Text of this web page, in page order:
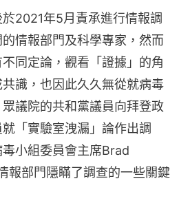
2021年5月責承進行情報調
情報部門及科學專家，然而
同定論，觀看「證據」的角
識，也因此久久無從就病毒
議院的共和黨議員向拜登政
「實驗室洩漏」論作出調
小組委員會主席Brad
報部門隱瞞了調查的一些關鍵